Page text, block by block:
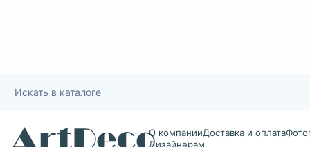
О компанииДоставка и оплата
Дизайнерам